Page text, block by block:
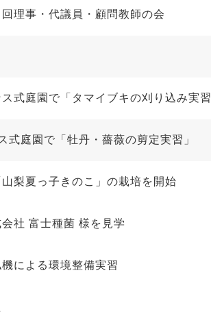
理事・代議員・顧問教師の会
式庭園で「タマイブキの刈り込み実
庭園で「牡丹・薔薇の剪定実習」
梨夏っ子きのこ」の栽培を開始
社 富士種菌 様を見学
による環境整備実習